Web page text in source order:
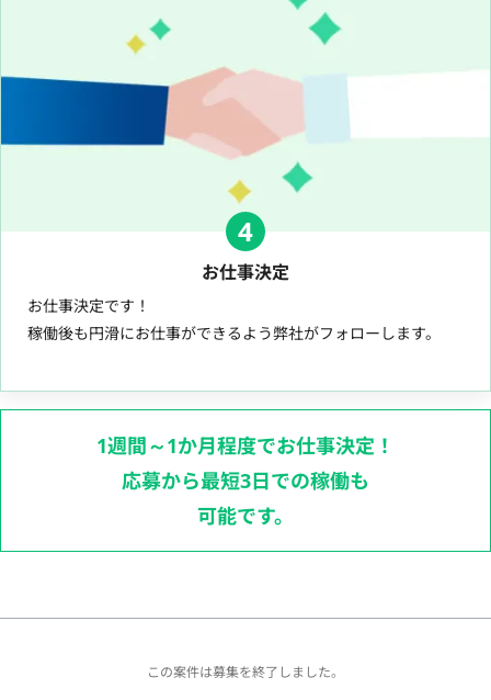
4
お仕事決定
お仕事決定です！
稼働後も円滑にお仕事ができるよう弊社がフォローします。
1週間～1か月程度でお仕事決定！
応募から最短3日での稼働も
可能です。
この案件は募集を終了しました。